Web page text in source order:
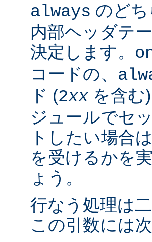
always のど
内部ヘッダテ
決定します。
コードの、
ド (2xx を含む
ジュールでセ
トしたい場合
を受けるかを
ょう。
行なう処理は
この引数には